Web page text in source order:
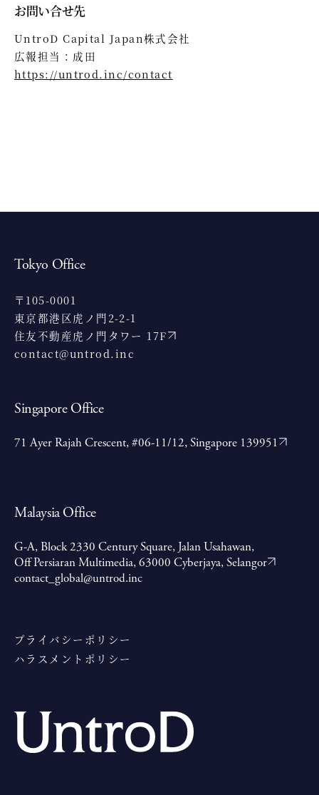
お問い合せ先
UntroD Capital Japan株式会社
広報担当：成田
https://untrod.inc/contact
Tokyo Office
〒105-0001
東京都港区虎ノ門2-2-1
住友不動産虎ノ門タワー 17F
contact@untrod.inc
Singapore Office
71 Ayer Rajah Crescent, #06-11/12, Singapore 139951
Malaysia Office
G-A, Block 2330 Century Square, Jalan Usahawan,
Off Persiaran Multimedia, 63000 Cyberjaya, Selangor
contact_global@untrod.inc
プライバシーポリシー
ハラスメントポリシー